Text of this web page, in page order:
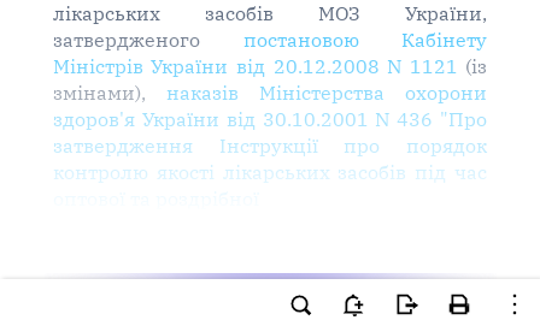
лікарських засобів МОЗ України,
затвердженого постановою Кабінету
Міністрів України від 20.12.2008 N 1121 (із
змінами), наказів Міністерства охорони
здоров'я України від 30.10.2001 N 436 "Про
затвердження Інструкції про порядок
контролю якості лікарських засобів під час